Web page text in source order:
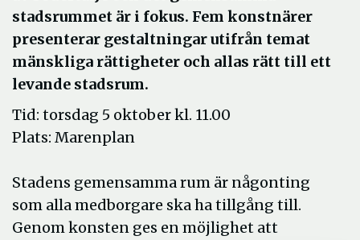
stadsrummet är i fokus. Fem konstnärer
presenterar gestaltningar utifrån temat
mänskliga rättigheter och allas rätt till ett
levande stadsrum.
Tid: torsdag 5 oktober kl. 11.00
Plats: Marenplan
Stadens gemensamma rum är någonting
som alla medborgare ska ha tillgång till.
Genom konsten ges en möjlighet att